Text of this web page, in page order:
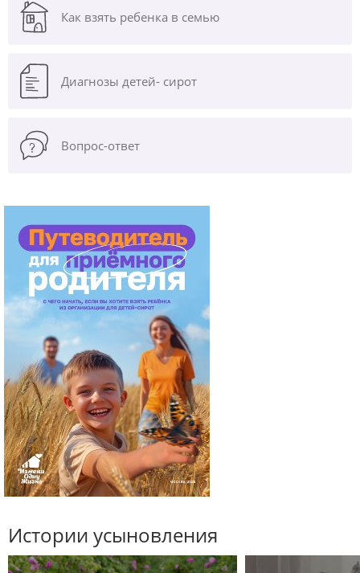
Как взять ребенка в семью
Диагнозы детей- сирот
Вопрос-ответ
Истории усыновления